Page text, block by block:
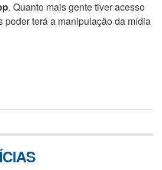
. Quanto mais gente tiver acesso
poder terá a manipulação da mídia